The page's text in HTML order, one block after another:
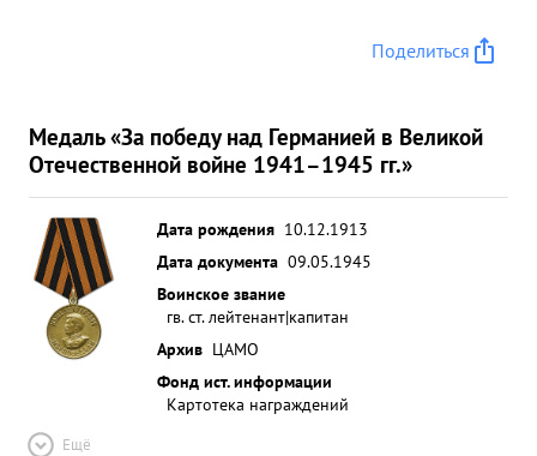
Поделиться
Медаль «За победу над Германией в Великой
Отечественной войне 1941–1945 гг.»
Дата рождения 10.12.1913
Дата документа 09.05.1945
Воинское звание
гв. ст. лейтенант|капитан
Архив ЦАМО
Фонд ист. информации
Картотека награждений
Ещё